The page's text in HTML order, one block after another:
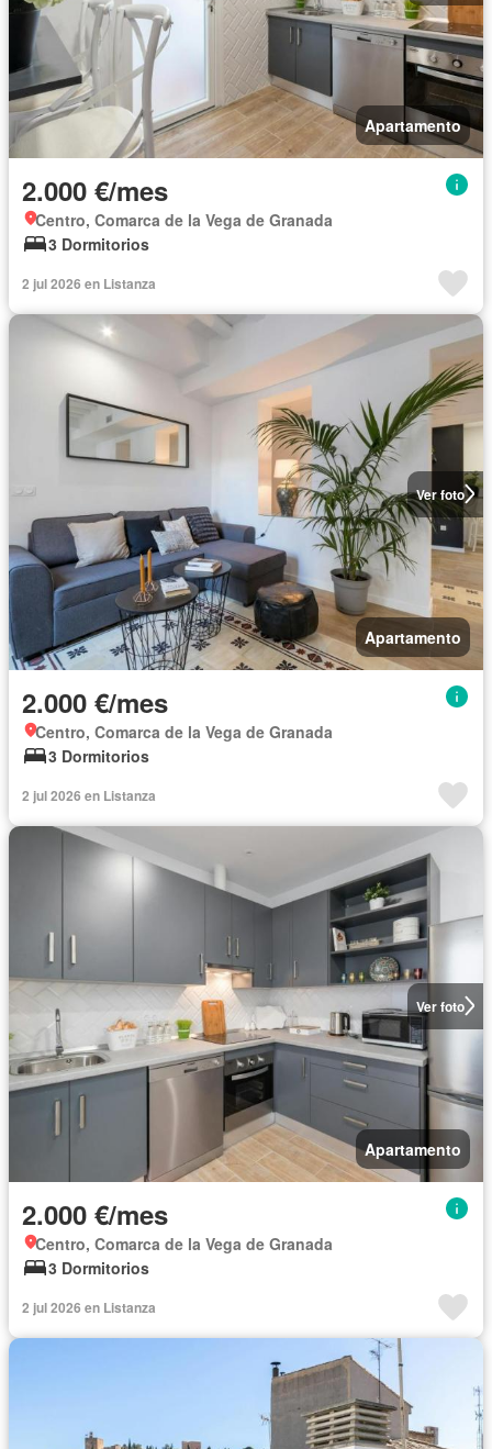
Apartamento
2.000 €/mes
Centro, Comarca de la Vega de Granada
3 Dormitorios
2 jul 2026 en Listanza
Ver foto
Apartamento
2.000 €/mes
Centro, Comarca de la Vega de Granada
3 Dormitorios
2 jul 2026 en Listanza
Ver foto
Apartamento
2.000 €/mes
Centro, Comarca de la Vega de Granada
3 Dormitorios
2 jul 2026 en Listanza